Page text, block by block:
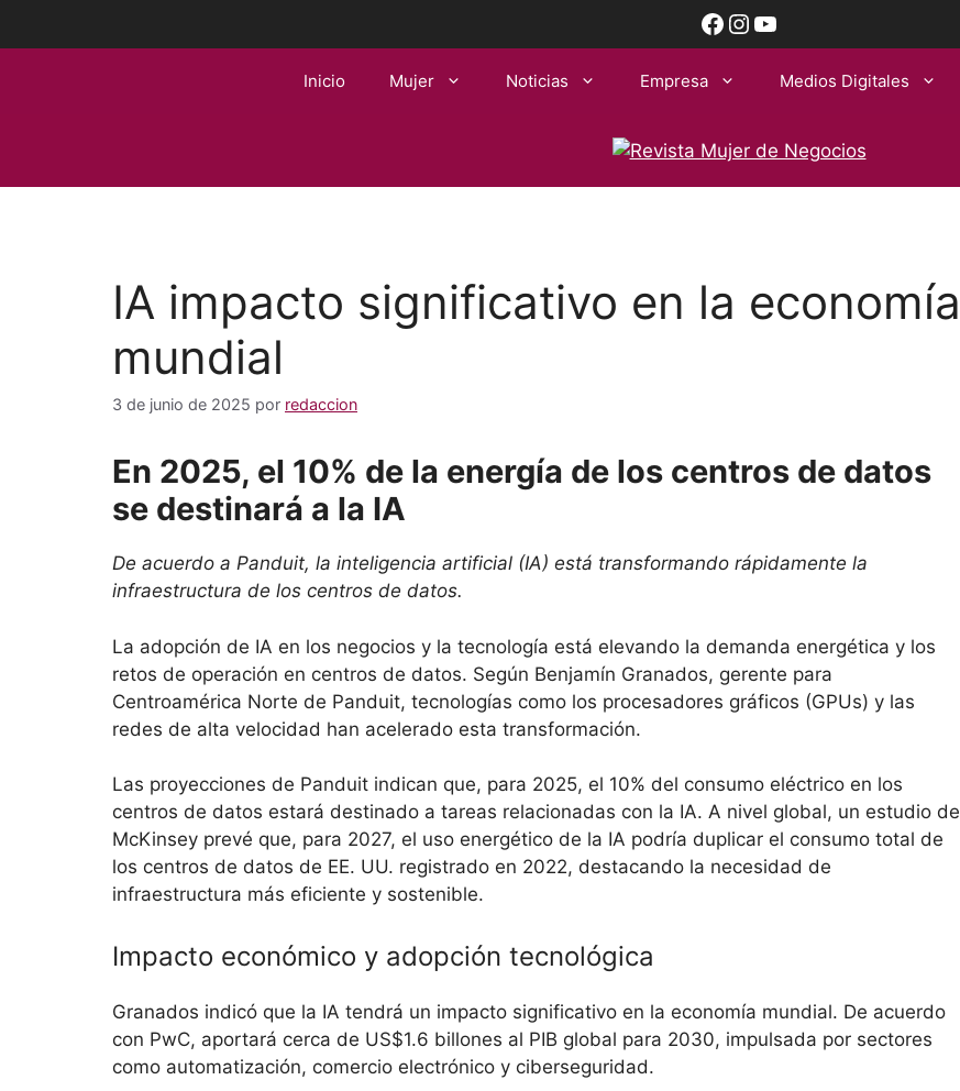
Facebook
Instagram
YouTube
Inicio Mujer Noticias Empresa Medios Digitales
IA impacto significativo en la economía
mundial
3 de junio de 2025 por redaccion
En 2025, el 10% de la energía de los centros de datos
se destinará a la IA
De acuerdo a Panduit, la inteligencia artificial (IA) está transformando rápidamente la
infraestructura de los centros de datos.
La adopción de IA en los negocios y la tecnología está elevando la demanda energética y los
retos de operación en centros de datos. Según Benjamín Granados, gerente para
Centroamérica Norte de Panduit, tecnologías como los procesadores gráficos (GPUs) y las
redes de alta velocidad han acelerado esta transformación.
Las proyecciones de Panduit indican que, para 2025, el 10% del consumo eléctrico en los
centros de datos estará destinado a tareas relacionadas con la IA. A nivel global, un estudio de
McKinsey prevé que, para 2027, el uso energético de la IA podría duplicar el consumo total de
los centros de datos de EE. UU. registrado en 2022, destacando la necesidad de
infraestructura más eficiente y sostenible.
Impacto económico y adopción tecnológica
Granados indicó que la IA tendrá un impacto significativo en la economía mundial. De acuerdo
con PwC, aportará cerca de US$1.6 billones al PIB global para 2030, impulsada por sectores
como automatización, comercio electrónico y ciberseguridad.